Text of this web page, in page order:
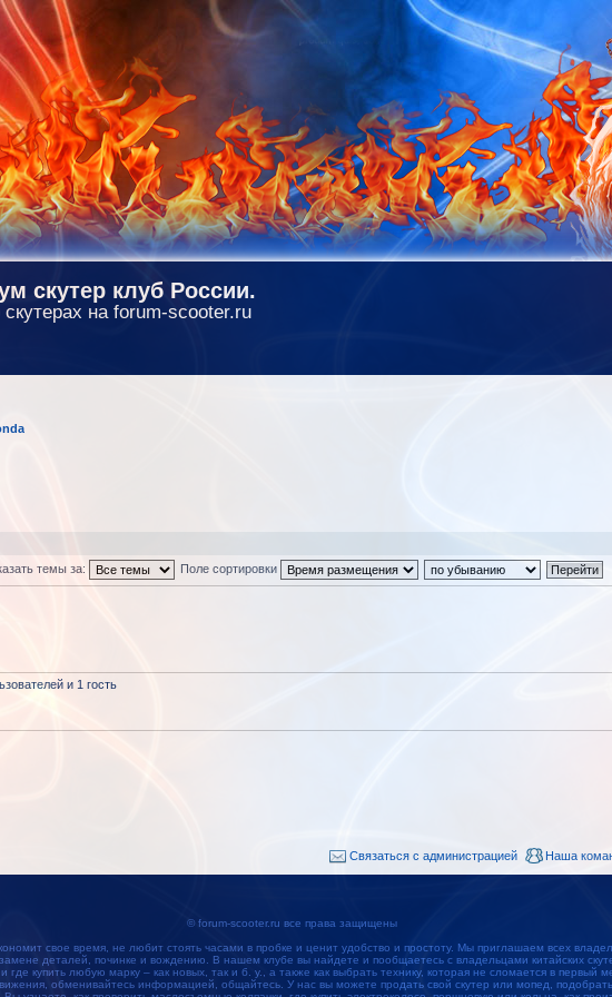
скутер клуб России.
на forum-scooter.ru
темы за: Поле сортировки
и 1 гость
Наша
Связаться с администрацией
© forum-scooter.ru все права защищены
свое время, не любит стоять часами в пробке и ценит удобство и простоту. Мы приглашаем всех
деталей, починке и вождению. В нашем клубе вы найдете и пообщаетесь с владельцами китайских
где купить любую марку – как новых, так и б. у., а также как выбрать технику, которая не сломается в первый
обменивайтесь информацией, общайтесь. У нас вы можете продать свой скутер или мопед,